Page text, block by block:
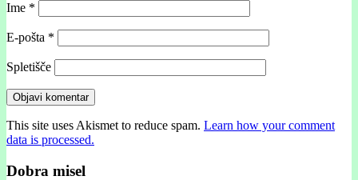
Ime *
E-pošta *
Spletišče
This site uses Akismet to reduce spam. Learn how your comment
data is processed.
Dobra misel